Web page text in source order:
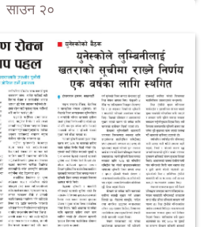
साउन २०